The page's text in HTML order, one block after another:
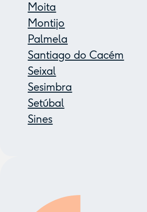
Moita
Montijo
Palmela
Santiago do Cacém
Seixal
Sesimbra
Setúbal
Sines